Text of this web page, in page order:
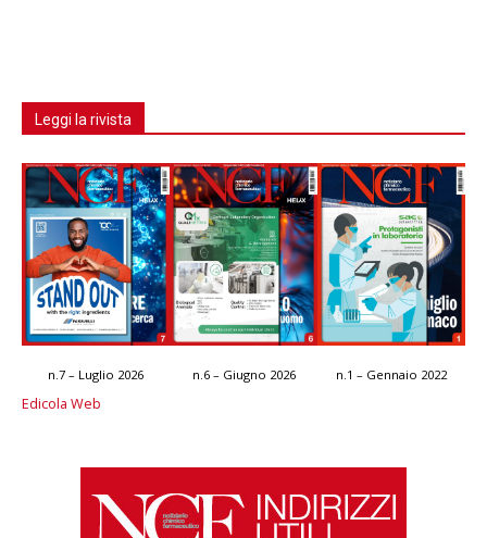
Leggi la rivista
n.7 – Luglio 2026 n.6 – Giugno 2026 n.1 – Gennaio 2022
Edicola Web